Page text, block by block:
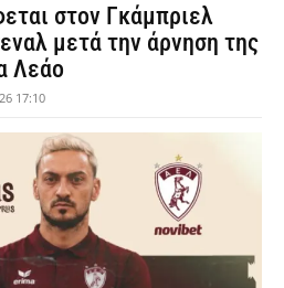
στον Γκάμπριελ
μετά την άρνηση της
Λεάο
17:10